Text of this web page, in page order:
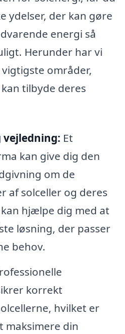
ydelser, der kan gøre
energi så
Herunder har vi
områder,
tilbyde deres
vejledning: Et
kan give dig den
om de
af solceller og deres
hjælpe dig med at
løsning, der passer
behov.
korrekt
hvilket er
maksimere din